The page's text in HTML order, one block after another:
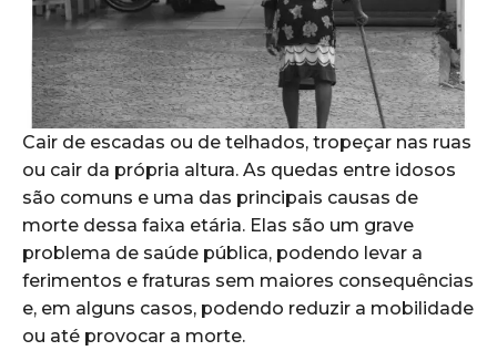
Cair de escadas ou de telhados, tropeçar nas ruas
ou cair da própria altura. As quedas entre idosos
são comuns e uma das principais causas de
morte dessa faixa etária. Elas são um grave
problema de saúde pública, podendo levar a
ferimentos e fraturas sem maiores consequências
e, em alguns casos, podendo reduzir a mobilidade
ou até provocar a morte.